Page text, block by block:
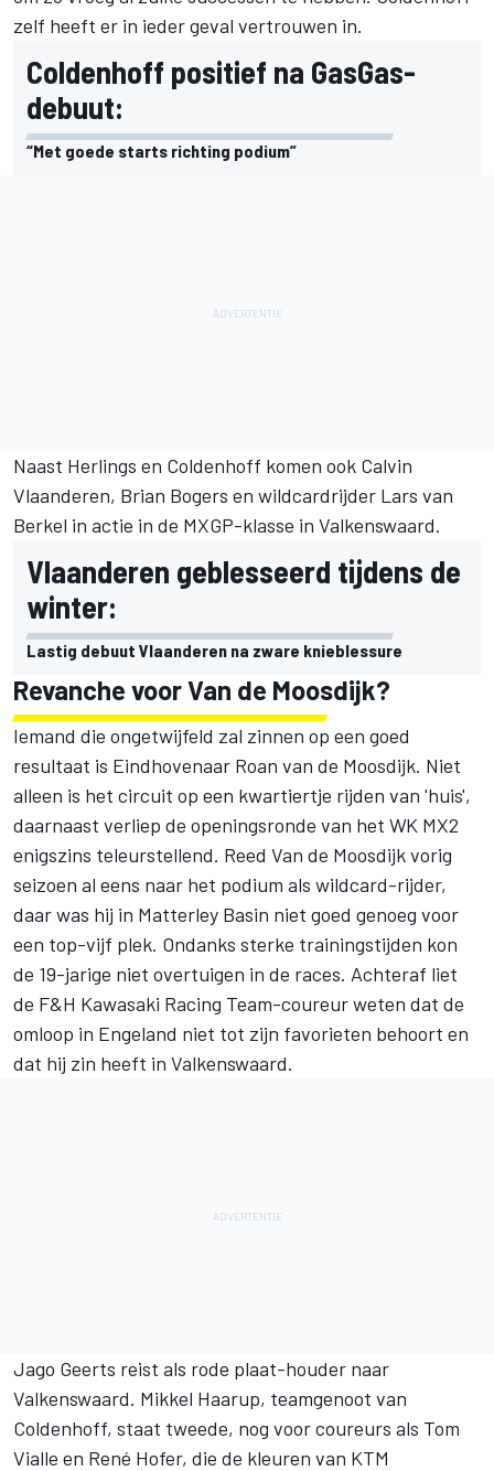
zelf heeft er in ieder geval vertrouwen in.
Coldenhoff positief na GasGas-
debuut:
“Met goede starts richting podium”
Naast Herlings en Coldenhoff komen ook Calvin
Vlaanderen, Brian Bogers en wildcardrijder Lars van
Berkel in actie in de MXGP-klasse in Valkenswaard.
Vlaanderen geblesseerd tijdens de
winter:
Lastig debuut Vlaanderen na zware knieblessure
Revanche voor Van de Moosdijk?
Iemand die ongetwijfeld zal zinnen op een goed
resultaat is Eindhovenaar Roan van de Moosdijk. Niet
alleen is het circuit op een kwartiertje rijden van 'huis',
daarnaast verliep de openingsronde van het WK MX2
enigszins teleurstellend. Reed Van de Moosdijk vorig
seizoen al eens naar het podium als wildcard-rijder,
daar was hij in Matterley Basin niet goed genoeg voor
een top-vijf plek. Ondanks sterke trainingstijden kon
de 19-jarige niet overtuigen in de races. Achteraf liet
de F&H Kawasaki Racing Team-coureur weten dat de
omloop in Engeland niet tot zijn favorieten behoort en
dat hij zin heeft in Valkenswaard.
Jago Geerts reist als rode plaat-houder naar
Valkenswaard. Mikkel Haarup, teamgenoot van
Coldenhoff, staat tweede, nog voor coureurs als Tom
Vialle en René Hofer, die de kleuren van KTM